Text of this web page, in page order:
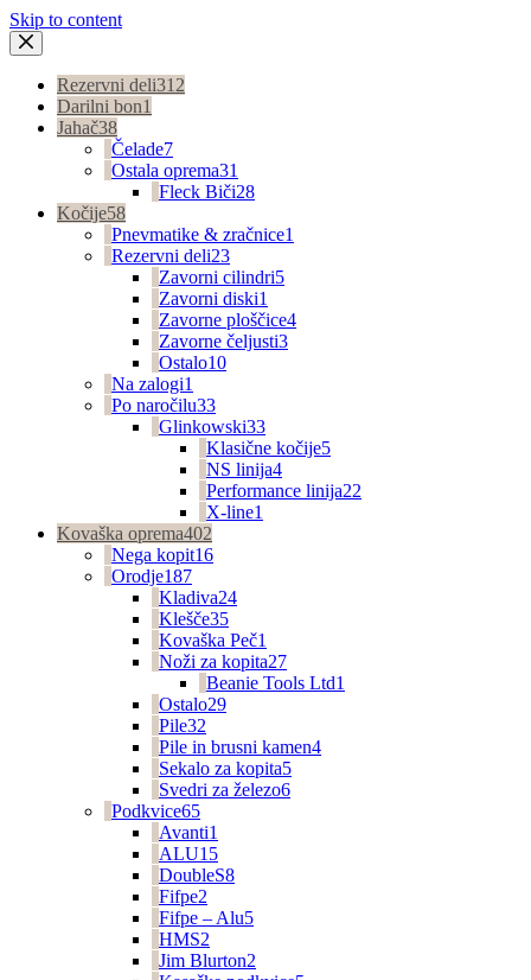
Skip to content
Rezervni deli312
Darilni bon1
Jahač38
Čelade7
Ostala oprema31
Fleck Biči28
Kočije58
Pnevmatike & zračnice1
Rezervni deli23
Zavorni cilindri5
Zavorni diski1
Zavorne ploščice4
Zavorne čeljusti3
Ostalo10
Na zalogi1
Po naročilu33
Glinkowski33
Klasične kočije5
NS linija4
Performance linija22
X-line1
Kovaška oprema402
Nega kopit16
Orodje187
Kladiva24
Klešče35
Kovaška Peč1
Noži za kopita27
Beanie Tools Ltd1
Ostalo29
Pile32
Pile in brusni kamen4
Sekalo za kopita5
Svedri za železo6
Podkvice65
Avanti1
ALU15
DoubleS8
Fifpe2
Fifpe – Alu5
HMS2
Jim Blurton2